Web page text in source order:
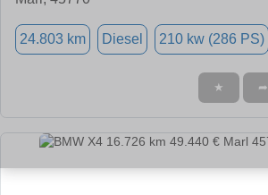
24.803 km Diesel 210 kw (286 PS)
★ ➦